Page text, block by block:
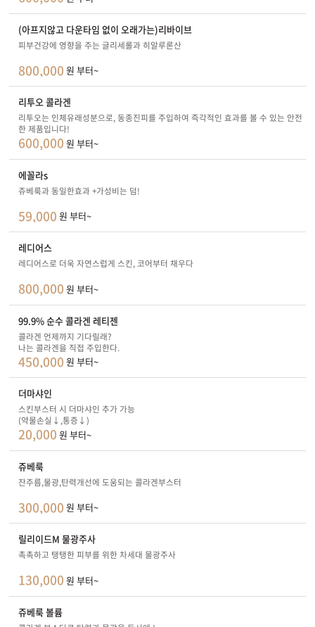
(아프지않고 다운타임 없이 오래가는)리바이브
피부건강에 영향을 주는 글리세롤과 히알루론산
800,000 원 부터~
리투오 콜라겐
리투오는 인체유래성분으로, 동종진피를 주입하여 즉각적인 효과를 볼 수 있는 안전
한 제품입니다!
600,000 원 부터~
에꼴라s
쥬베룩과 동일한효과 +가성비는 덤!
59,000 원 부터~
레디어스
레디어스로 더욱 자연스럽게 스킨, 코어부터 채우다
800,000 원 부터~
99.9% 순수 콜라겐 레티젠
콜라겐 언제까지 기다릴래?
나는 콜라겐을 직접 주입한다.
450,000 원 부터~
더마샤인
스킨부스터 시 더마샤인 추가 가능
(약물손실↓,통증↓)
20,000 원 부터~
쥬베룩
잔주름,물광,탄력개선에 도움되는 콜라겐부스터
300,000 원 부터~
릴리이드M 물광주사
촉촉하고 탱탱한 피부를 위한 차세대 물광주사
130,000 원 부터~
쥬베룩 볼륨